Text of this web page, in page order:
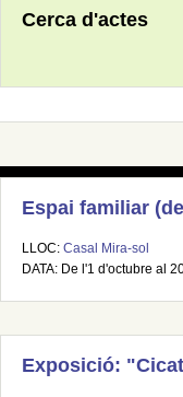
Cerca d'actes
Espai familiar
LLOC: Casal Mira-sol
DATA: De l'1 d'octubre al
Exposició: